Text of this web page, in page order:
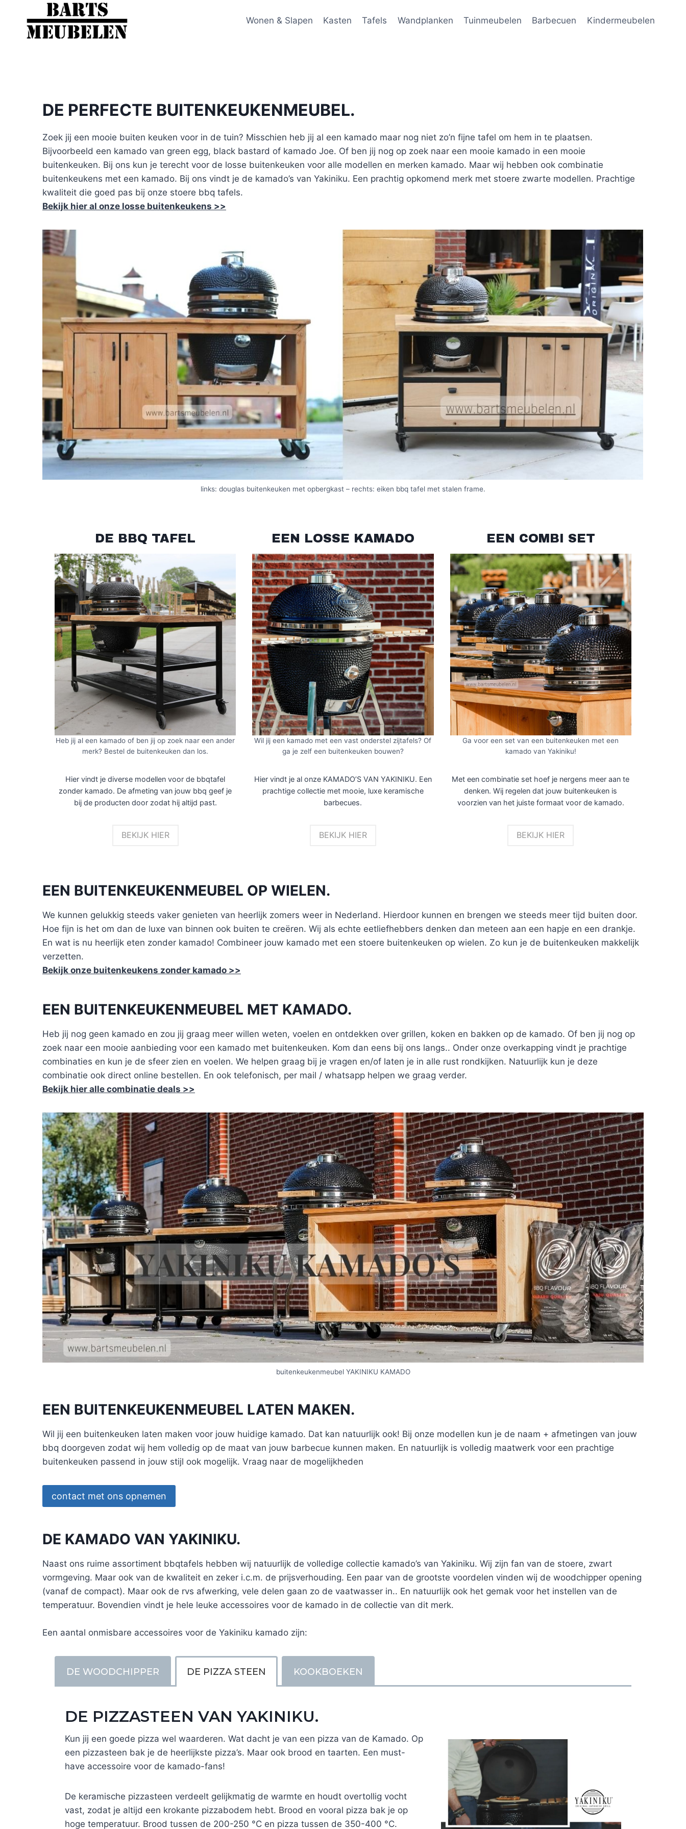
Wonen & Slapen Kasten Tafels Wandplanken Tuinmeubelen Barbecuen Kindermeubelen
DE PERFECTE BUITENKEUKENMEUBEL.
Zoek jij een mooie buiten keuken voor in de tuin? Misschien heb jij al een kamado maar nog niet zo’n fijne tafel om hem in te plaatsen.
Bijvoorbeeld een kamado van green egg, black bastard of kamado Joe. Of ben jij nog op zoek naar een mooie kamado in een mooie
buitenkeuken. Bij ons kun je terecht voor de losse buitenkeuken voor alle modellen en merken kamado. Maar wij hebben ook combinatie
buitenkeukens met een kamado. Bij ons vindt je de kamado’s van Yakiniku. Een prachtig opkomend merk met stoere zwarte modellen. Prachtige
kwaliteit die goed pas bij onze stoere bbq tafels.
Bekijk hier al onze losse buitenkeukens >>
links: douglas buitenkeuken met opbergkast – rechts: eiken bbq tafel met stalen frame.
DE BBQ TAFEL
Heb jij al een kamado of ben jij op zoek naar een ander
merk? Bestel de buitenkeuken dan los.
Hier vindt je diverse modellen voor de bbqtafel
zonder kamado. De afmeting van jouw bbq geef je
bij de producten door zodat hij altijd past.
BEKIJK HIER
EEN LOSSE KAMADO
Wil jij een kamado met een vast onderstel zijtafels? Of
ga je zelf een buitenkeuken bouwen?
Hier vindt je al onze KAMADO’S VAN YAKINIKU. Een
prachtige collectie met mooie, luxe keramische
barbecues.
BEKIJK HIER
EEN COMBI SET
Ga voor een set van een buitenkeuken met een
kamado van Yakiniku!
Met een combinatie set hoef je nergens meer aan te
denken. Wij regelen dat jouw buitenkeuken is
voorzien van het juiste formaat voor de kamado.
BEKIJK HIER
EEN BUITENKEUKENMEUBEL OP WIELEN.
We kunnen gelukkig steeds vaker genieten van heerlijk zomers weer in Nederland. Hierdoor kunnen en brengen we steeds meer tijd buiten door.
Hoe fijn is het om dan de luxe van binnen ook buiten te creëren. Wij als echte eetliefhebbers denken dan meteen aan een hapje en een drankje.
En wat is nu heerlijk eten zonder kamado! Combineer jouw kamado met een stoere buitenkeuken op wielen. Zo kun je de buitenkeuken makkelijk
verzetten.
Bekijk onze buitenkeukens zonder kamado >>
EEN BUITENKEUKENMEUBEL MET KAMADO.
Heb jij nog geen kamado en zou jij graag meer willen weten, voelen en ontdekken over grillen, koken en bakken op de kamado. Of ben jij nog op
zoek naar een mooie aanbieding voor een kamado met buitenkeuken. Kom dan eens bij ons langs.. Onder onze overkapping vindt je prachtige
combinaties en kun je de sfeer zien en voelen. We helpen graag bij je vragen en/of laten je in alle rust rondkijken. Natuurlijk kun je deze
combinatie ook direct online bestellen. En ook telefonisch, per mail / whatsapp helpen we graag verder.
Bekijk hier alle combinatie deals >>
buitenkeukenmeubel YAKINIKU KAMADO
EEN BUITENKEUKENMEUBEL LATEN MAKEN.
Wil jij een buitenkeuken laten maken voor jouw huidige kamado. Dat kan natuurlijk ook! Bij onze modellen kun je de naam + afmetingen van jouw
bbq doorgeven zodat wij hem volledig op de maat van jouw barbecue kunnen maken. En natuurlijk is volledig maatwerk voor een prachtige
buitenkeuken passend in jouw stijl ook mogelijk. Vraag naar de mogelijkheden
contact met ons opnemen
DE KAMADO VAN YAKINIKU.
Naast ons ruime assortiment bbqtafels hebben wij natuurlijk de volledige collectie kamado’s van Yakiniku. Wij zijn fan van de stoere, zwart
vormgeving. Maar ook van de kwaliteit en zeker i.c.m. de prijsverhouding. Een paar van de grootste voordelen vinden wij de woodchipper opening
(vanaf de compact). Maar ook de rvs afwerking, vele delen gaan zo de vaatwasser in.. En natuurlijk ook het gemak voor het instellen van de
temperatuur. Bovendien vindt je hele leuke accessoires voor de kamado in de collectie van dit merk.
Een aantal onmisbare accessoires voor de Yakiniku kamado zijn:
DE WOODCHIPPER DE PIZZA STEEN KOOKBOEKEN
DE PIZZASTEEN VAN YAKINIKU.
Kun jij een goede pizza wel waarderen. Wat dacht je van een pizza van de Kamado. Op
een pizzasteen bak je de heerlijkste pizza’s. Maar ook brood en taarten. Een must-
have accessoire voor de kamado-fans!
De keramische pizzasteen verdeelt gelijkmatig de warmte en houdt overtollig vocht
vast, zodat je altijd een krokante pizzabodem hebt. Brood en vooral pizza bak je op
hoge temperatuur. Brood tussen de 200-250 °C en pizza tussen de 350-400 °C.